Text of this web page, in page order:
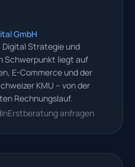
GmbH
Strategie und
Schwerpunkt liegt auf
E-Commerce und der
KMU – von der
Rechnungslauf.
Erstberatung anfragen